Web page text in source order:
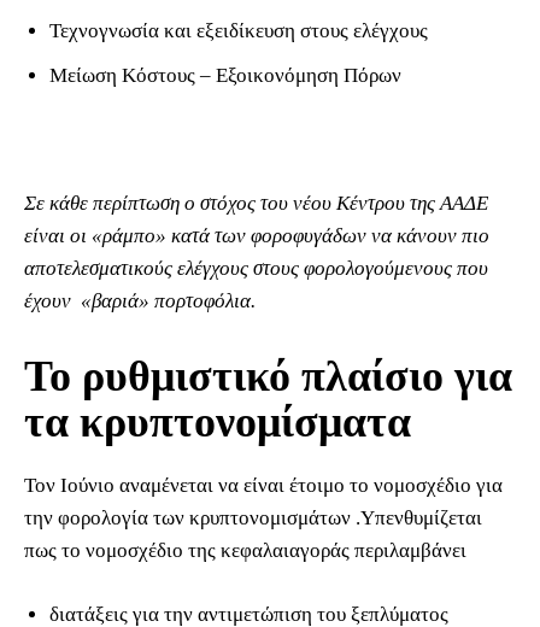
Τεχνογνωσία και εξειδίκευση στους ελέγχους
Μείωση Κόστους – Εξοικονόμηση Πόρων
Σε κάθε περίπτωση ο στόχος του νέου Κέντρου της ΑΑΔΕ
είναι οι «ράμπο» κατά των φοροφυγάδων να κάνουν πιο
αποτελεσματικούς ελέγχους στους φορολογούμενους που
έχουν «βαριά» πορτοφόλια.
Το ρυθμιστικό πλαίσιο για
τα κρυπτονομίσματα
Τον Ιούνιο αναμένεται να είναι έτοιμο το νομοσχέδιο για
την φορολογία των κρυπτονομισμάτων .Υπενθυμίζεται
πως το νομοσχέδιο της κεφαλαιαγοράς περιλαμβάνει
διατάξεις για την αντιμετώπιση του ξεπλύματος